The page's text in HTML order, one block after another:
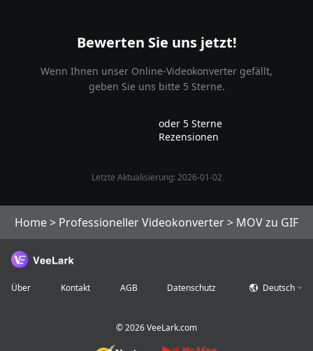
Bewerten Sie uns jetzt!
Wenn Ihnen unser Online-Videokonverter gefällt,
geben Sie uns bitte 5 Sterne.
oder 5 Sterne
Rezensionen
Letzte Aktualisierung: 2026-01-02
Home> Professioneller Videokonverter> MOV zu GIF
Über Kontakt AGB Datenschutz Deutsch
©2026VeeLark.com